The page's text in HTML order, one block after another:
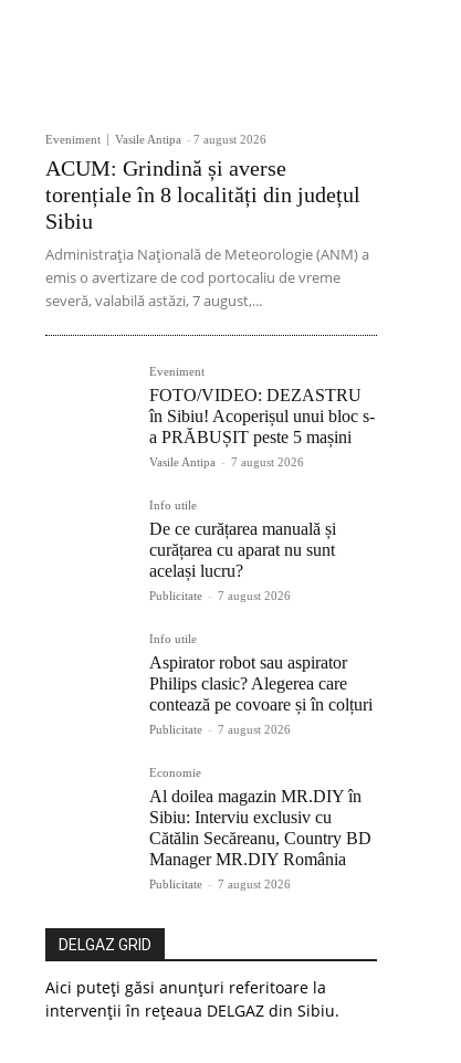
Eveniment Vasile Antipa - 7 august 2026
ACUM: Grindină și averse
torențiale în 8 localități din județul
Sibiu
Administrația Națională de Meteorologie (ANM) a
emis o avertizare de cod portocaliu de vreme
severă, valabilă astăzi, 7 august,...
Eveniment
FOTO/VIDEO: DEZASTRU
în Sibiu! Acoperișul unui bloc s-
a PRĂBUȘIT peste 5 mașini
Vasile Antipa - 7 august 2026
Info utile
De ce curățarea manuală și
curățarea cu aparat nu sunt
același lucru?
Publicitate - 7 august 2026
Info utile
Aspirator robot sau aspirator
Philips clasic? Alegerea care
contează pe covoare și în colțuri
Publicitate - 7 august 2026
Economie
Al doilea magazin MR.DIY în
Sibiu: Interviu exclusiv cu
Cătălin Secăreanu, Country BD
Manager MR.DIY România
Publicitate - 7 august 2026
DELGAZ GRID
Aici puteți găsi anunțuri referitoare la
intervenții în rețeaua DELGAZ din Sibiu.